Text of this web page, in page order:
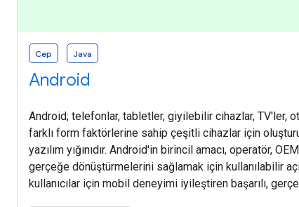
Cep Java
Android
Android; telefonlar, tabletler, giyilebilir cihazlar, TV'ler,
farklı form faktörlerine sahip çeşitli cihazlar için
yazılım yığınıdır. Android'in birincil amacı, operatör,
gerçeğe dönüştürmelerini sağlamak için kullanılabilir
kullanıcılar için mobil deneyimi iyileştiren başarılı,